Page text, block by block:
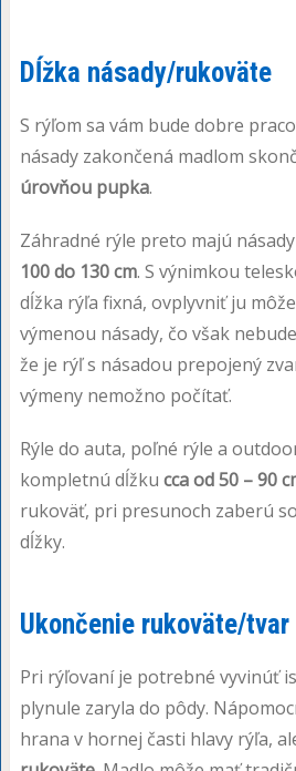
Dĺžka násady/rukoväte
S rýľom sa vám bude dobre
násady zakončená madlom
úrovňou pupka.
Záhradné rýle preto majú
100 do 130 cm. S výnimkou
dĺžka rýľa fixná, ovplyvniť ju
výmenou násady, čo však
že je rýľ s násadou prepojený
výmeny nemožno počítať.
Rýle do auta, poľné rýle a
kompletnú dĺžku cca od 50 – 90
rukoväť, pri presunoch zaberú
dĺžky.
Ukončenie rukoväte/tvar
Pri rýľovaní je potrebné vyvinúť
plynule zaryla do pôdy.
hrana v hornej časti hlavy rýľa,